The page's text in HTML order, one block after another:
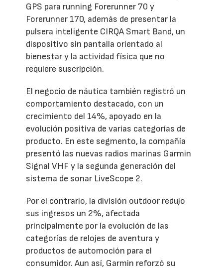
GPS para running Forerunner 70 y
Forerunner 170, además de presentar la
pulsera inteligente CIRQA Smart Band, un
dispositivo sin pantalla orientado al
bienestar y la actividad física que no
requiere suscripción.
El negocio de náutica también registró un
comportamiento destacado, con un
crecimiento del 14%, apoyado en la
evolución positiva de varias categorías de
producto. En este segmento, la compañía
presentó las nuevas radios marinas Garmin
Signal VHF y la segunda generación del
sistema de sonar LiveScope 2.
Por el contrario, la división outdoor redujo
sus ingresos un 2%, afectada
principalmente por la evolución de las
categorías de relojes de aventura y
productos de automoción para el
consumidor. Aun así, Garmin reforzó su